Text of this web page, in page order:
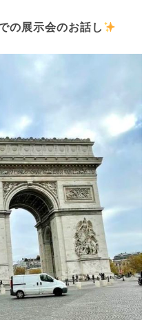
の展示会のお話し